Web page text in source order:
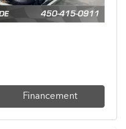
Financement